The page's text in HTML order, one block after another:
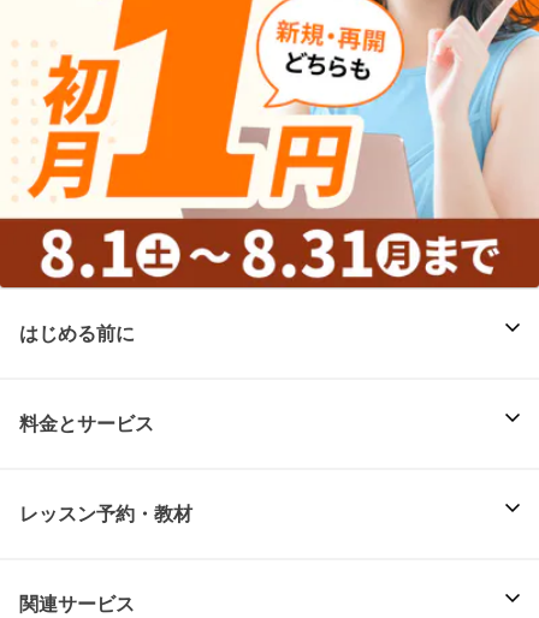
はじめる前に
料金とサービス
レッスン予約・教材
関連サービス